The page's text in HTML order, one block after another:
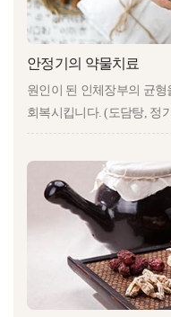
안정기의 약물치료
원인이 된 인체장부의 균
회복시킵니다. (도담탕, 정